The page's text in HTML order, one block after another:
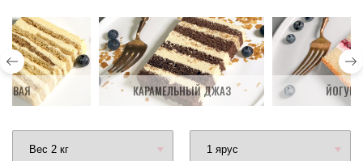
КАРАМЕЛЬНЫЙ ДЖАЗ